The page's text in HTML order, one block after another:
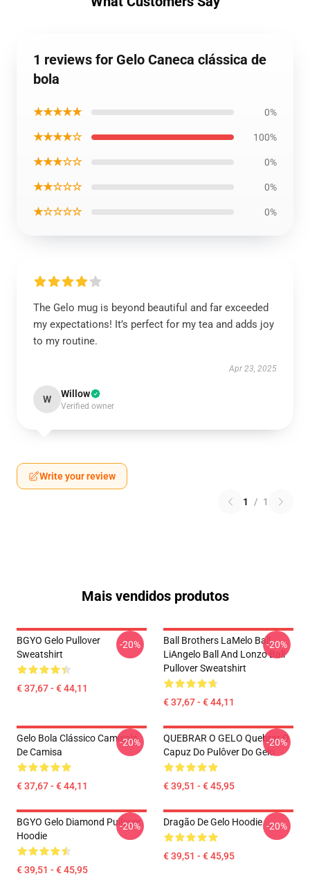
1 reviews for Gelo Caneca clássica de
bola
★★★★★ 0%
★★★★☆ 100%
★★★☆☆ 0%
★★☆☆☆ 0%
★☆☆☆☆ 0%
The Gelo mug is beyond beautiful and far exceeded
my expectations! It’s perfect for my tea and adds joy
to my routine.
Apr 23, 2025
W Willow
Verified owner
Write your review
1 / 1
Mais vendidos produtos
BGYO Gelo Pullover
Sweatshirt
€ 37,67 - € 44,11
-20%
Ball Brothers LaMelo Ball
LiAngelo Ball And Lonzo Ball
Pullover Sweatshirt
€ 37,67 - € 44,11
-20%
Gelo Bola Clássico Camisola
De Camisa
€ 37,67 - € 44,11
-20%
QUEBRAR O GELO Quebrar O
Capuz Do Pulôver Do Gelo
€ 39,51 - € 45,95
-20%
BGYO Gelo Diamond Pullover
Hoodie
€ 39,51 - € 45,95
-20% Dragão De Gelo Hoodie
€ 39,51 - € 45,95
-20%